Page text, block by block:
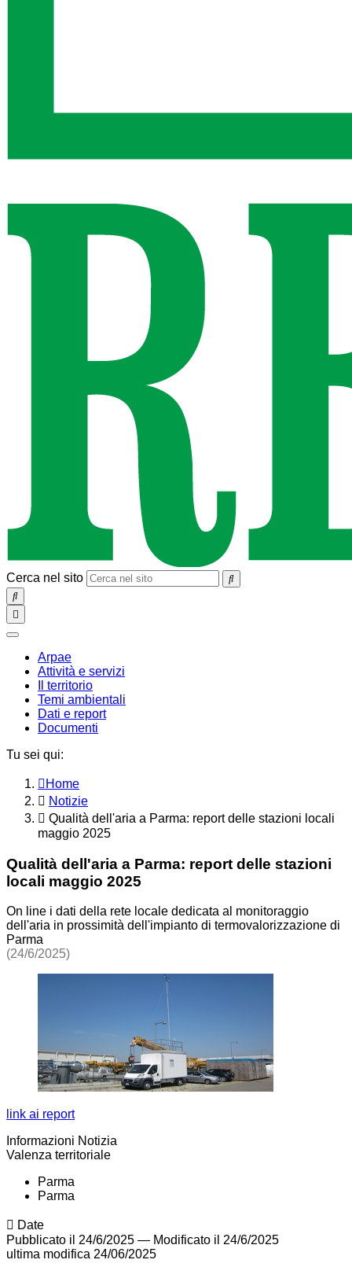
Cerca nel sito
SEARCH
Toggle
navigation
chiudi
Arpae
Attività e servizi
Il territorio
Temi ambientali
Dati e report
Documenti
Tu sei qui:
Home
Notizie
Qualità dell'aria a Parma: report delle stazioni locali
maggio 2025
Qualità dell'aria a Parma: report delle stazioni
locali maggio 2025
On line i dati della rete locale dedicata al monitoraggio
dell'aria in prossimità dell'impianto di termovalorizzazione di
Parma
(24/6/2025)
link ai report
Informazioni Notizia
Valenza territoriale
Parma
Parma
Date
Pubblicato il 24/6/2025 — Modificato il 24/6/2025
ultima modifica 24/06/2025